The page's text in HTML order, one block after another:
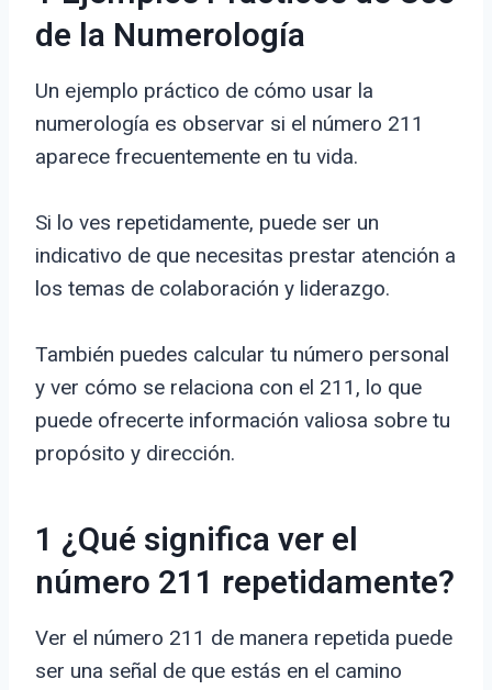
de la Numerología
Un ejemplo práctico de cómo usar la
numerología es observar si el número 211
aparece frecuentemente en tu vida.
Si lo ves repetidamente, puede ser un
indicativo de que necesitas prestar atención a
los temas de colaboración y liderazgo.
También puedes calcular tu número personal
y ver cómo se relaciona con el 211, lo que
puede ofrecerte información valiosa sobre tu
propósito y dirección.
1 ¿Qué significa ver el
número 211 repetidamente?
Ver el número 211 de manera repetida puede
ser una señal de que estás en el camino